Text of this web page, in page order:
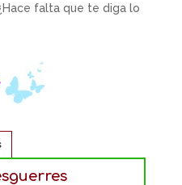
falta que te diga lo